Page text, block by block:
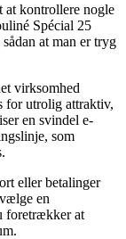
at kontrollere nogle
Spécial 25
at man er tryg
virksomhed
for utrolig attraktiv,
en svindel e-
som
eller betalinger
en
foretrækker at